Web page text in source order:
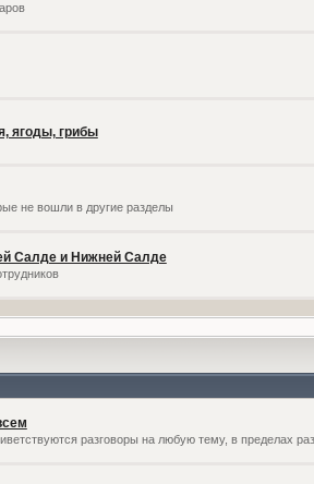
ягоды, грибы
не вошли в другие разделы
Салде и Нижней Салде
разговоры на любую тему, в пределах